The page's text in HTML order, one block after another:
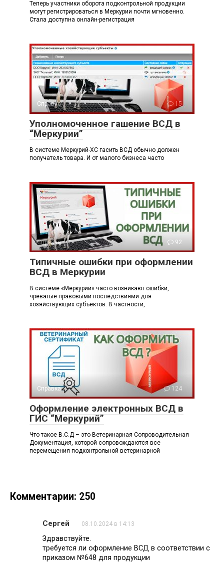
Теперь участники оборота подконтрольной продукции
могут регистрироваться в Меркурии почти мгновенно.
Стала доступна онлайн-регистрация
Справка 15
Уполномоченное гашение ВСД в
“Меркурии”
В системе Меркурий-ХС гасить ВСД обычно должен
получатель товара. И от малого бизнеса часто
Справка 92
Типичные ошибки при оформлении
ВСД в Меркурии
В системе «Меркурий» часто возникают ошибки,
чреватые правовыми последствиями для
хозяйствующих субъектов. В частности,
Справка 124
Оформление электронных ВСД в
ГИС “Меркурий”
Что такое В.С.Д – это Ветеринарная Сопроводительная
Документация, которой сопровождаются все
перемещения подконтрольной ветеринарной
Комментарии: 250
Сергей 08.10.2024 в 14:13
Здравствуйте.
требуется ли оформление ВСД в соответствии с
приказом №648 для продукции